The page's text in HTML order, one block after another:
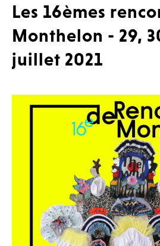
Les 16èmes
Monthelon - 29,
juillet 2021